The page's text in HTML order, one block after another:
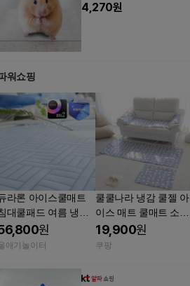
4,270원
워쇼핑
라론 아이스쿨매트
대쿨패드 여름 냉감
링매트 SS
원
애기놀이터
쿨쿨나라 냉감 쿨젤 아
이스 매트 쿨매트 소형
150*50cm 그레이
19,900원
쿠팡